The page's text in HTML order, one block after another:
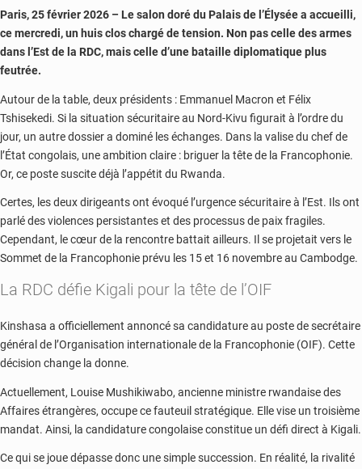
un
de
poing
pour
la
RDC
Paris, 25 février 2026 – Le salon doré du Palais de l’Élysée a accueilli,
ce mercredi, un huis clos chargé de tension. Non pas celle des armes
dans l’Est de la RDC, mais celle d’une bataille diplomatique plus
feutrée.
Autour de la table, deux présidents : Emmanuel Macron et Félix
Tshisekedi. Si la situation sécuritaire au Nord-Kivu figurait à l’ordre du
jour, un autre dossier a dominé les échanges. Dans la valise du chef de
l’État congolais, une ambition claire : briguer la tête de la Francophonie.
Or, ce poste suscite déjà l’appétit du Rwanda.
Certes, les deux dirigeants ont évoqué l’urgence sécuritaire à l’Est. Ils ont
parlé des violences persistantes et des processus de paix fragiles.
Cependant, le cœur de la rencontre battait ailleurs. Il se projetait vers le
Sommet de la Francophonie prévu les 15 et 16 novembre au Cambodge.
La RDC défie Kigali pour la tête de l’OIF
Kinshasa a officiellement annoncé sa candidature au poste de secrétaire
général de l’Organisation internationale de la Francophonie (OIF). Cette
décision change la donne.
Actuellement, Louise Mushikiwabo, ancienne ministre rwandaise des
Affaires étrangères, occupe ce fauteuil stratégique. Elle vise un troisième
mandat. Ainsi, la candidature congolaise constitue un défi direct à Kigali.
Ce qui se joue dépasse donc une simple succession. En réalité, la rivalité